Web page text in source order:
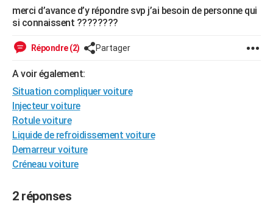
S'inscrire
Se connecter
Lycées
Collèges
Primaires
Universités
Entreprises
Service militaire
Avis de recherche
AVIS DE DÉCÈS
merci d’avance d’y répondre svp j’ai besoin de personne qui
si connaissent ????????
Répondre (2) Partager
A voir également:
Situation compliquer voiture
Injecteur voiture
Rotule voiture
Liquide de refroidissement voiture
Demarreur voiture
Créneau voiture
2 réponses